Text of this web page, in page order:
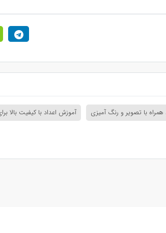
همراه با تصویر و رنگ آمیزی آموزش اعداد با کیفیت بالا